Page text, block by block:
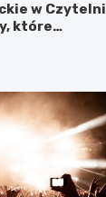
w Czytelni
które